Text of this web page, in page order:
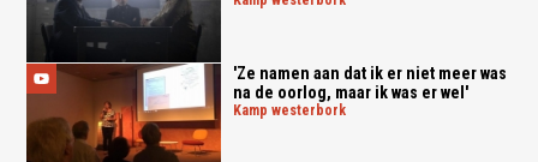
'Ze namen aan dat ik er niet meer was
na de oorlog, maar ik was er wel'
kamp westerbork